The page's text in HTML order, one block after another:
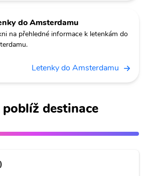
do Amsterdamu
na přehledné informace k letenkám do
Letenky do Amsterdamu
destinace